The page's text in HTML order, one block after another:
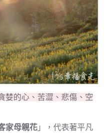
婪的心、苦澀、悲傷、空
家母親花 」，代表著平凡